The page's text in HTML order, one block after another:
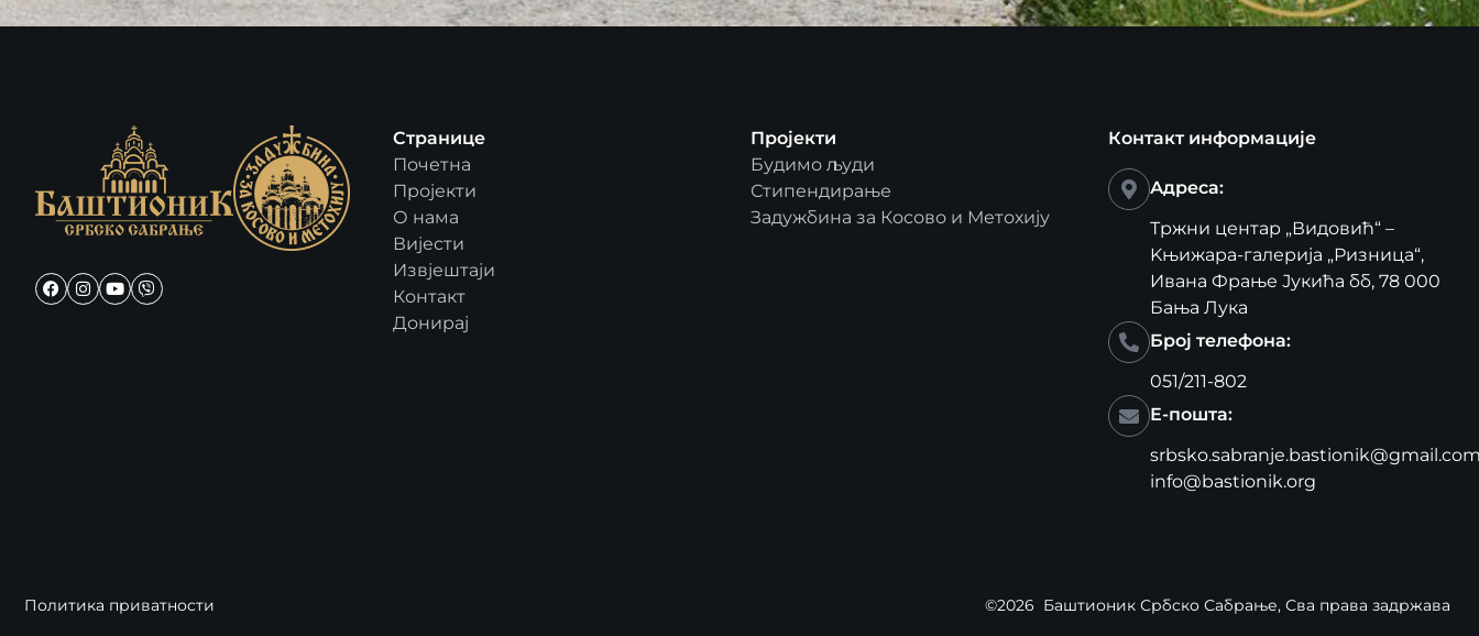
Странице
Почетна
Пројекти
О нама
Вијести
Извјештаји
Контакт
Донирај
Пројекти
Будимо људи
Стипендирање
Задужбина за Косово и Метохију
Контакт информације
Адреса:
Тржни центар „Видовић“ –
Kњижара-галерија „Ризница“,
Ивана Фрање Јукића бб, 78 000
Бања Лука
Број телефона:
051/211-802
Е-пошта:
info@bastionik.org
Политика приватности ©2026 Баштионик Србско Сабрање, Сва права задржава